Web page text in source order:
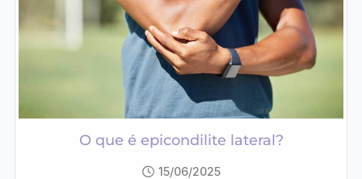
O que é epicondilite lateral?
15/06/2025